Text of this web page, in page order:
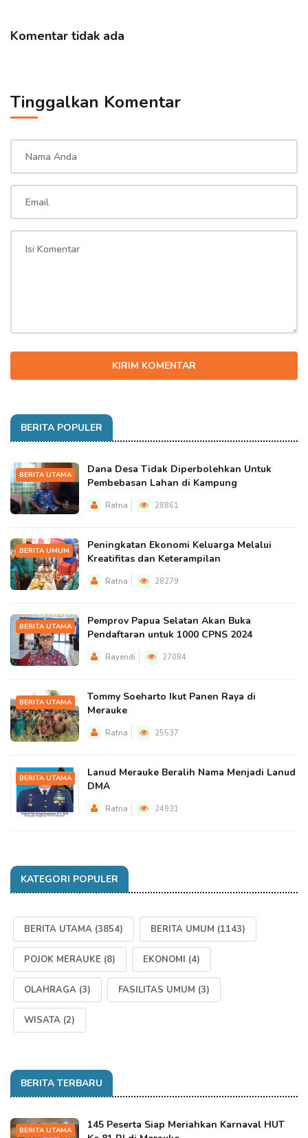
Komentar tidak ada
Tinggalkan Komentar
KIRIM KOMENTAR
BERITA POPULER
BERITA UTAMA
Dana Desa Tidak Diperbolehkan Untuk
Pembebasan Lahan di Kampung
Ratna 28861
BERITA UMUM
Peningkatan Ekonomi Keluarga Melalui
Kreatifitas dan Keterampilan
Ratna 28279
BERITA UTAMA
Pemprov Papua Selatan Akan Buka
Pendaftaran untuk 1000 CPNS 2024
Rayendi 27084
BERITA UTAMA
Tommy Soeharto Ikut Panen Raya di
Merauke
Ratna 25537
BERITA UTAMA
Lanud Merauke Beralih Nama Menjadi Lanud
DMA
Ratna 24931
KATEGORI POPULER
BERITA UTAMA (3854) BERITA UMUM (1143)
POJOK MERAUKE (8) EKONOMI (4)
OLAHRAGA (3) FASILITAS UMUM (3)
WISATA (2)
BERITA TERBARU
BERITA UTAMA
145 Peserta Siap Meriahkan Karnaval HUT